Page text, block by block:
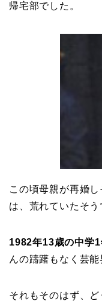
帰宅部でした。
この頃母親が再婚
は、荒れていたそう
1982年13歳の中学
んの躊躇もなく芸能
それもそのはず、